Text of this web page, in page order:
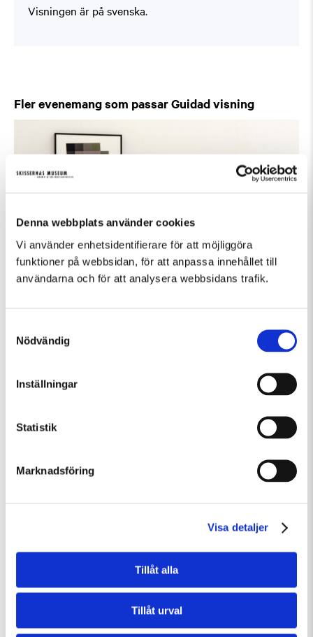
Denna webbplats använder cookies
Vi använder enhetsidentifierare för att möjliggöra
funktioner på webbsidan, för att anpassa innehållet till
användarna och för att analysera webbsidans trafik.
Nödvändig
Inställningar
Statistik
Marknadsföring
Visa detaljer
Tillåt alla
Tillåt urval
Visningen är på svenska.
Fler evenemang som passar Guidad visning
Guidad visning: Public Domain
Guided Tour of the Museum (in English)